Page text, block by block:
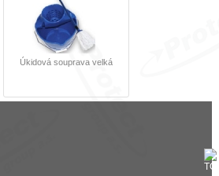
Úkidová souprava velká